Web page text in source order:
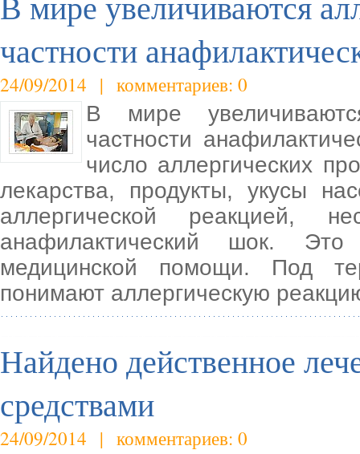
частности
24/09/2014 | комментариев: 0
В мире
частности
число аллергических
лекарства, продукты, укусы
аллергической реакцией,
анафилактический шок. Это
медицинской помощи. Под
понимают аллергическую
Найдено действенное
средствами
24/09/2014 | комментариев: 0